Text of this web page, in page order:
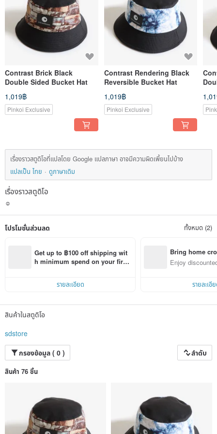
Contrast Brick Black
Double Sided Bucket Hat
1,019฿
Pinkoi Exclusive
Contrast Rendering Black
Reversible Bucket Hat
1,019฿
Pinkoi Exclusive
เรื่องราวสตูดิโอที่แปลโดย Google แปลภาษา อาจมีความผิดเพี้ยนไปบ้าง
แปลเป็น ไทย
ดูภาษาเดิม
เรื่องราวสตูดิโอ
☺️
โปรโมชั่นส่วนลด ทั้งหมด (2)
Get up to ฿100 off shipping wit
h minimum spend on your first
รายละเอียด
Bring home
n with ease
Enjoy
รายละเอี
สินค้าในสตูดิโอ
sdstore
กรองข้อมูล ( 0 )
ลำดับ
สินค้า 76 ชิ้น